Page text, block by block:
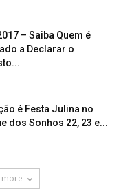
– Saiba Quem é
a Declarar o
é Festa Julina no
dos Sonhos 22, 23 e...